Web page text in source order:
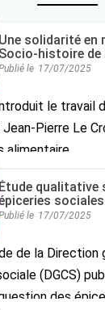
Une solidarité en
Socio-histoire de
des
le 17/07/2025
le travail
Pierre Le
alimentaire
Étude qualitative
le 17/07/2025
de la Direction
(DGCS)
des